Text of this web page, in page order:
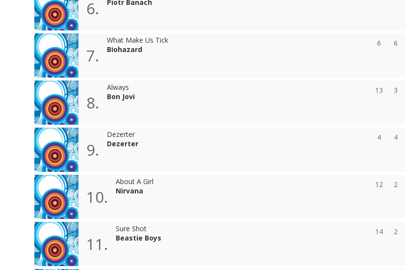
6.
Piotr Banach
6 6
7.
What Make Us Tick
Biohazard
13 3
8.
Always
Bon Jovi
4 4
9.
Dezerter
Dezerter
12 2
10.
About A Girl
Nirvana
14 2
11.
Sure Shot
Beastie Boys